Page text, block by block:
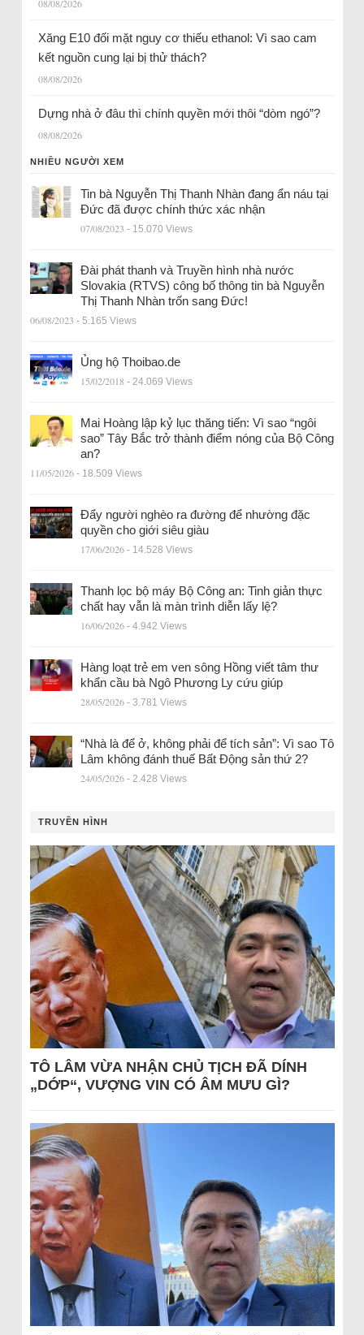
08/08/2026
Xăng E10 đối mặt nguy cơ thiếu ethanol: Vì sao cam
kết nguồn cung lại bị thử thách?
08/08/2026
Dựng nhà ở đâu thì chính quyền mới thôi “dòm ngó”?
08/08/2026
NHIỀU NGƯỜI XEM
Tin bà Nguyễn Thị Thanh Nhàn đang ẩn náu tại
Đức đã được chính thức xác nhận
07/08/2023 - 15.070 Views
Đài phát thanh và Truyền hình nhà nước
Slovakia (RTVS) công bố thông tin bà Nguyễn
Thị Thanh Nhàn trốn sang Đức!
06/08/2023 - 5.165 Views
Ủng hộ Thoibao.de
15/02/2018 - 24.069 Views
Mai Hoàng lập kỷ lục thăng tiến: Vì sao “ngôi
sao” Tây Bắc trở thành điểm nóng của Bộ Công
an?
11/05/2026 - 18.509 Views
Đẩy người nghèo ra đường để nhường đặc
quyền cho giới siêu giàu
17/06/2026 - 14.528 Views
Thanh lọc bộ máy Bộ Công an: Tinh giản thực
chất hay vẫn là màn trình diễn lấy lệ?
16/06/2026 - 4.942 Views
Hàng loạt trẻ em ven sông Hồng viết tâm thư
khẩn cầu bà Ngô Phương Ly cứu giúp
28/05/2026 - 3.781 Views
“Nhà là để ở, không phải để tích sản”: Vì sao Tô
Lâm không đánh thuế Bất Động sản thứ 2?
24/05/2026 - 2.428 Views
TRUYỀN HÌNH
TÔ LÂM VỪA NHẬN CHỦ TỊCH ĐÃ DÍNH
„DỚP“, VƯỢNG VIN CÓ ÂM MƯU GÌ?